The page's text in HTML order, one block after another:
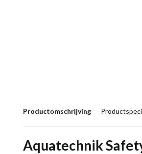
Productomschrijving
Aquatechnik